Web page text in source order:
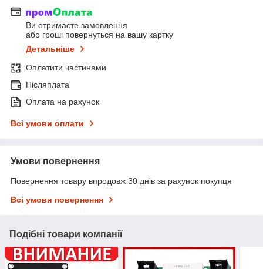
Ви отримаєте замовлення
або гроші повернуться на вашу картку
Детальніше
Оплатити частинами
Післяплата
Оплата на рахунок
Всі умови оплати
Умови повернення
Повернення товару впродовж 30 днів за рахунок покупця
Всі умови повернення
Подібні товари компанії